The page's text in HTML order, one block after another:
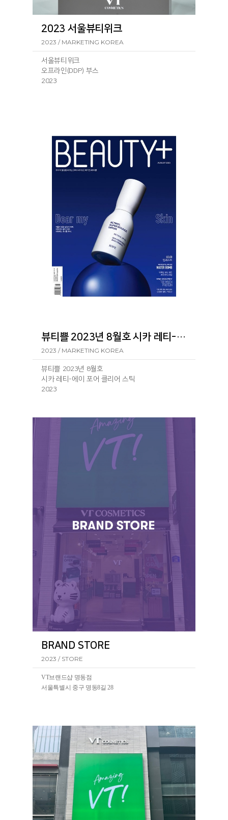
2023 서울뷰티위크
2023 / MARKETING KOREA
서울뷰티위크
오프라인(DDP) 부스
2023
뷰티쁠 2023년 8월호 시카 레티-에이 포어 클리어 스틱
2023 / MARKETING KOREA
뷰티쁠 2023년 8월호
시카 레티-에이 포어 클리어 스틱
2023
BRAND STORE
2023 / STORE
VT브랜드샵 명동점
서울특별시 중구 명동8길 28
VT브랜드샵 명동점에서 리들샷을 포함한 VT의 전 제품
을 만나볼 수 있습니다.
ㆍVT코스메틱 명동점
서울 중구 명동8길 28 VT코스메틱 명동점
ㆍ VT코스메틱 유네스코점
서울 중구 명동길 5-1 VT코스메틱 유네스코점
5-1
ㆍVT코스메틱 동대문점